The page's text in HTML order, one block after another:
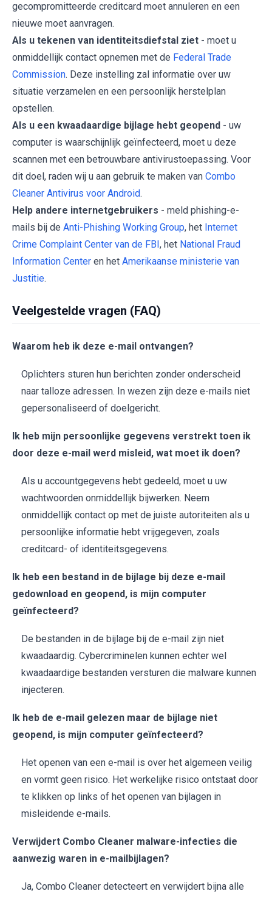
gecompromitteerde creditcard moet annuleren en een
nieuwe moet aanvragen.
Als u tekenen van identiteitsdiefstal ziet - moet u
onmiddellijk contact opnemen met de Federal Trade
Commission. Deze instelling zal informatie over uw
situatie verzamelen en een persoonlijk herstelplan
opstellen.
Als u een kwaadaardige bijlage hebt geopend - uw
computer is waarschijnlijk geïnfecteerd, moet u deze
scannen met een betrouwbare antivirustoepassing. Voor
dit doel, raden wij u aan gebruik te maken van Combo
Cleaner Antivirus voor Android.
Help andere internetgebruikers - meld phishing-e-
mails bij de Anti-Phishing Working Group, het Internet
Crime Complaint Center van de FBI , het National Fraud
Information Center en het Amerikaanse ministerie van
Justitie.
Veelgestelde vragen (FAQ)
Waarom heb ik deze e-mail ontvangen?
Oplichters sturen hun berichten zonder onderscheid
naar talloze adressen. In wezen zijn deze e-mails niet
gepersonaliseerd of doelgericht.
Ik heb mijn persoonlijke gegevens verstrekt toen ik
door deze e-mail werd misleid, wat moet ik doen?
Als u accountgegevens hebt gedeeld, moet u uw
wachtwoorden onmiddellijk bijwerken. Neem
onmiddellijk contact op met de juiste autoriteiten als u
persoonlijke informatie hebt vrijgegeven, zoals
creditcard- of identiteitsgegevens.
Ik heb een bestand in de bijlage bij deze e-mail
gedownload en geopend, is mijn computer
geïnfecteerd?
De bestanden in de bijlage bij de e-mail zijn niet
kwaadaardig. Cybercriminelen kunnen echter wel
kwaadaardige bestanden versturen die malware kunnen
injecteren.
Ik heb de e-mail gelezen maar de bijlage niet
geopend, is mijn computer geïnfecteerd?
Het openen van een e-mail is over het algemeen veilig
en vormt geen risico. Het werkelijke risico ontstaat door
te klikken op links of het openen van bijlagen in
misleidende e-mails.
Verwijdert Combo Cleaner malware-infecties die
aanwezig waren in e-mailbijlagen?
Ja, Combo Cleaner detecteert en verwijdert bijna alle